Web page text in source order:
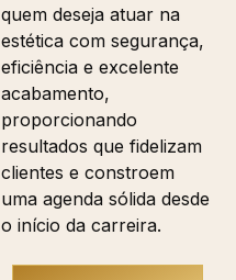
quem deseja atuar na
estética com segurança,
eficiência e excelente
acabamento,
proporcionando
resultados que fidelizam
clientes e constroem
uma agenda sólida desde
o início da carreira.